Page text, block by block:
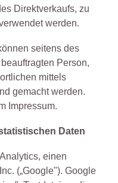
Direktverkaufs, zu
werden.
seitens des
Person,
mittels
gemacht werden.
Impressum.
Daten
einen
(„Google"). Google